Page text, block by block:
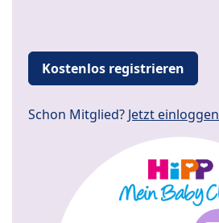
Kostenlos registrieren
Schon Mitglied? Jetzt einloggen